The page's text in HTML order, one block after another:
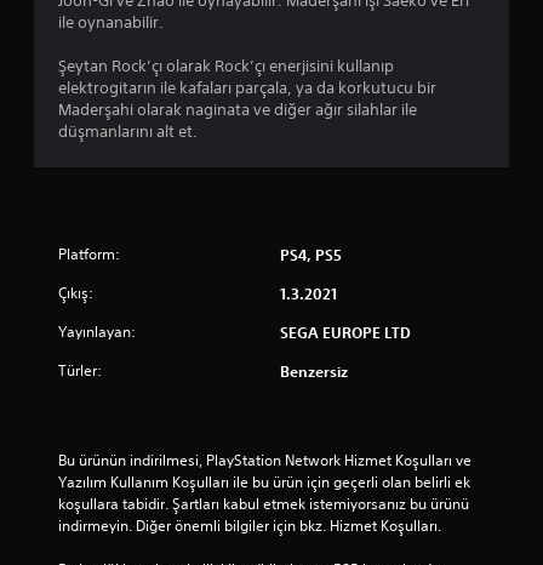
ı
ile oynanabilir.
Şeytan Rock’çı olarak Rock’çı enerjisini kullanıp
elektrogitarın ile kafaları parçala, ya da korkutucu bir
Maderşahi olarak naginata ve diğer ağır silahlar ile
düşmanlarını alt et.
Platform: PS4, PS5
Çıkış: 1.3.2021
Yayınlayan: SEGA EUROPE LTD
Türler: Benzersiz
Bu ürünün indirilmesi, PlayStation Network Hizmet Koşulları ve
Yazılım Kullanım Koşulları ile bu ürün için geçerli olan belirli ek
koşullara tabidir. Şartları kabul etmek istemiyorsanız bu ürünü
indirmeyin. Diğer önemli bilgiler için bkz. Hizmet Koşulları.